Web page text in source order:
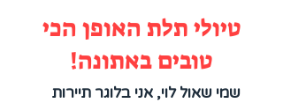
טיולי תלת האופן הכי
טובים באתונה!
שמי שאול לוי, אני בלוגר תיירות